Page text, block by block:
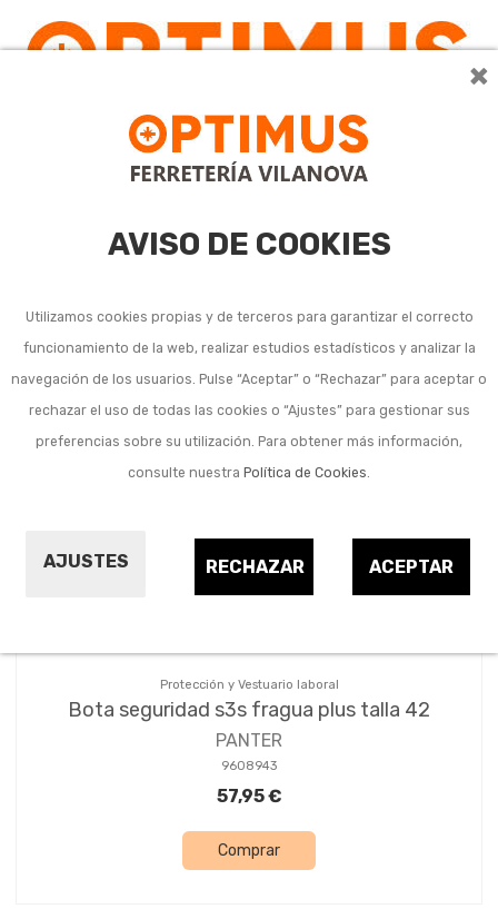
×
AVISO DE COOKIES
Utilizamos cookies propias y de terceros para garantizar el correcto
funcionamiento de la web, realizar estudios estadísticos y analizar la
navegación de los usuarios. Pulse “Aceptar” o “Rechazar” para aceptar o
rechazar el uso de todas las cookies o “Ajustes” para gestionar sus
preferencias sobre su utilización. Para obtener más información,
consulte nuestra Política de Cookies.
AJUSTES ACEPTAR
RECHAZAR
PROF1-2026
Protección y Vestuario laboral
Bota seguridad s3s fragua plus talla 42
PANTER
9608943
57,95 €
Comprar